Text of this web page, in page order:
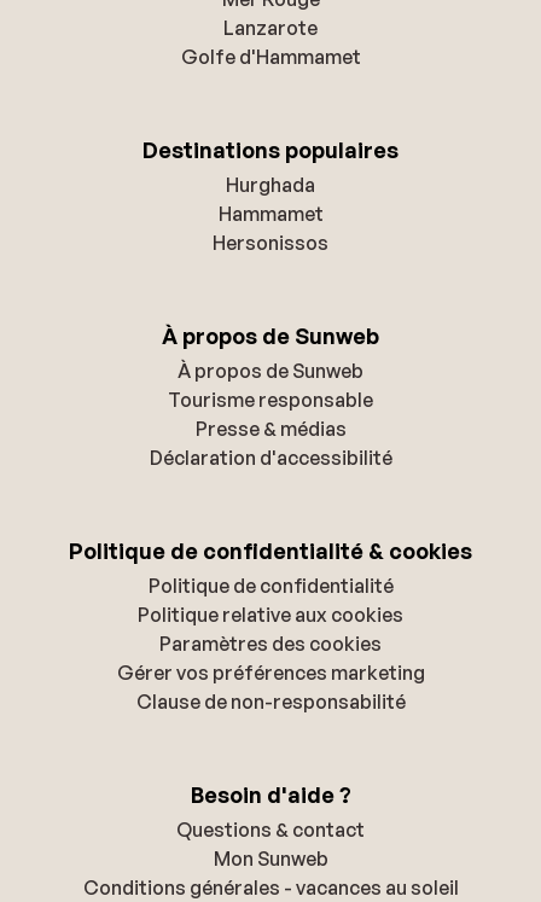
Lanzarote
Golfe d'Hammamet
Destinations populaires
Hurghada
Hammamet
Hersonissos
À propos de Sunweb
À propos de Sunweb
Tourisme responsable
Presse & médias
Déclaration d'accessibilité
Politique de confidentialité & cookies
Politique de confidentialité
Politique relative aux cookies
Paramètres des cookies
Gérer vos préférences marketing
Clause de non-responsabilité
Besoin d'aide ?
Questions & contact
Mon Sunweb
Conditions générales - vacances au soleil